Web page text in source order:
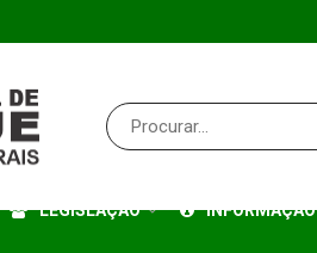
LEGISLAÇÃO INFORMAÇÃO